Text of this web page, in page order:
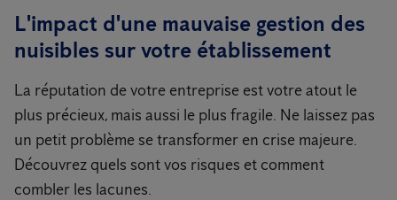
L'impact d'une mauvaise gestion des
nuisibles sur votre établissement
La réputation de votre entreprise est votre atout le
plus précieux, mais aussi le plus fragile. Ne laissez pas
un petit problème se transformer en crise majeure.
Découvrez quels sont vos risques et comment
combler les lacunes.